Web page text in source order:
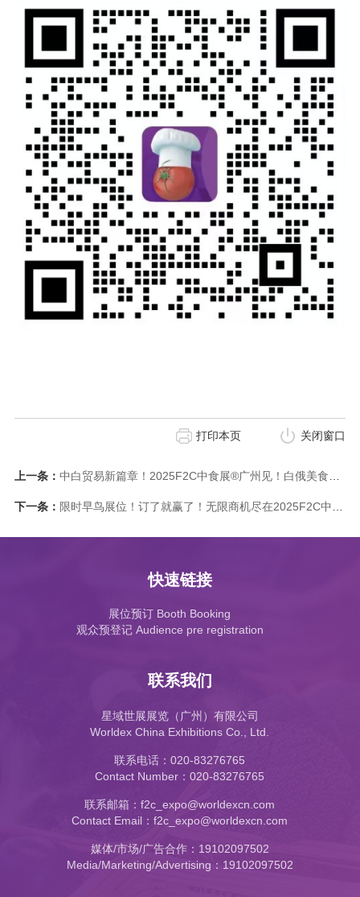
打印本页 关闭窗口
上一条： 中白贸易新篇章！2025F2C中食展®广州见！白俄美食盛宴等你来！
下一条： 限时早鸟展位！订了就赢了！无限商机尽在2025F2C中食展®广州
快速链接
展位预订 Booth Booking
观众预登记 Audience pre registration
联系我们
星域世展展览（广州）有限公司
Worldex China Exhibitions Co., Ltd.
联系电话：020-83276765
Contact Number：020-83276765
联系邮箱：f2c_expo@worldexcn.com
Contact Email：f2c_expo@worldexcn.com
媒体/市场/广告合作：19102097502
Media/Marketing/Advertising：19102097502